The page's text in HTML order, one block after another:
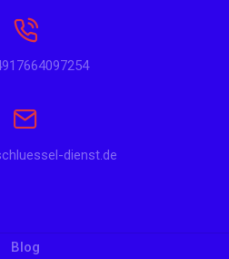
dienst.de
Blog